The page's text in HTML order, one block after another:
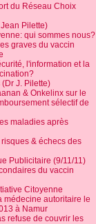
du Réseau Choix
Pilette)
qui sommes nous?
graves du vaccin
l'information et la
J. Pilette)
& Onkelinx sur le
sélectif de
maladies après
& échecs des
Publicitaire (9/11/11)
du vaccin
Citoyenne
médecine autoritaire le
à Namur
refuse de couvrir les